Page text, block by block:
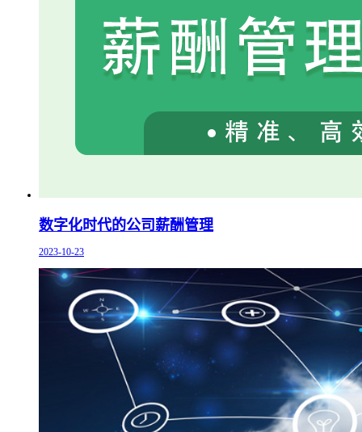
数字化时代的公司薪酬管理
2023-10-23